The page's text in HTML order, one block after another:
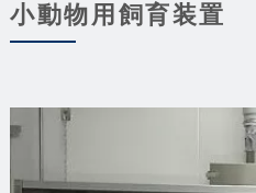
小動物用飼育装置